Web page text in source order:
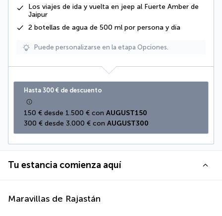
Los viajes de ida y vuelta en jeep al Fuerte Amber de
Jaipur
2 botellas de agua de 500 ml por persona y día
Puede personalizarse en la etapa Opciones.
Hasta 300 € de descuento
150 € desde 1.500 € con AUGUST150
300 € desde 3.000 € con AUGUST300
Tu estancia comienza aquí
Maravillas de Rajastán